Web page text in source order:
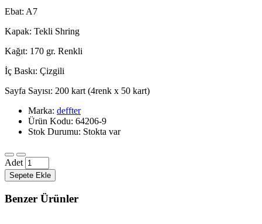
Ebat: A7
Kapak: Tekli Shring
Kağıt: 170 gr. Renkli
İç Baskı: Çizgili
Sayfa Sayısı: 200 kart (4renk x 50 kart)
Marka: deffter
Ürün Kodu: 64206-9
Stok Durumu: Stokta var
Adet
Sepete Ekle
Benzer Ürünler